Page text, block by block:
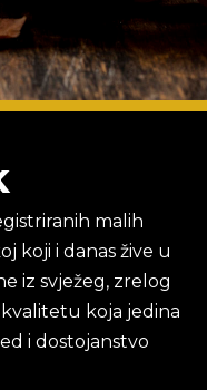
malih
koji i danas žive u
iz svježeg, zrelog
koja jedina
i dostojanstvo